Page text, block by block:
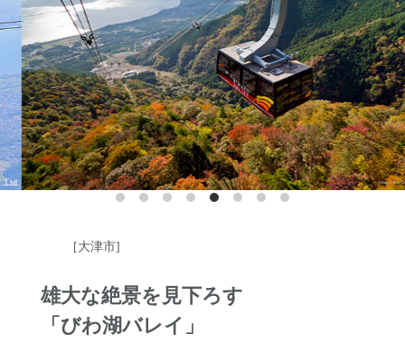
[大津市]
雄大な絶景を見下ろす
「びわ湖バレイ」